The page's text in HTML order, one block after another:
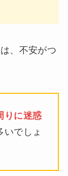
、不安がつ
りに迷惑
いでしょ